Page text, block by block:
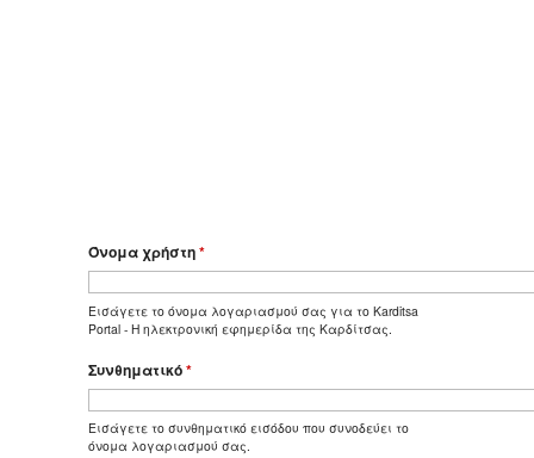
Όνομα χρήστη*
Εισάγετε το όνομα λογαριασμού σας για το Karditsa
Portal - Η ηλεκτρονική εφημερίδα της Καρδίτσας.
Συνθηματικό*
Εισάγετε το συνθηματικό εισόδου που συνοδεύει το
όνομα λογαριασμού σας.